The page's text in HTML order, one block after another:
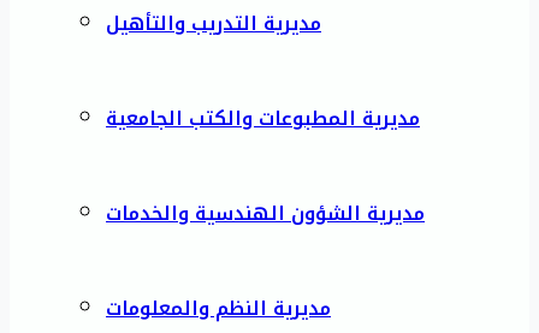
مديرية التدريب والتأهيل
مديرية المطبوعات والكتب الجامعية
مديرية الشؤون الهندسية والخدمات
مديرية النظم والمعلومات